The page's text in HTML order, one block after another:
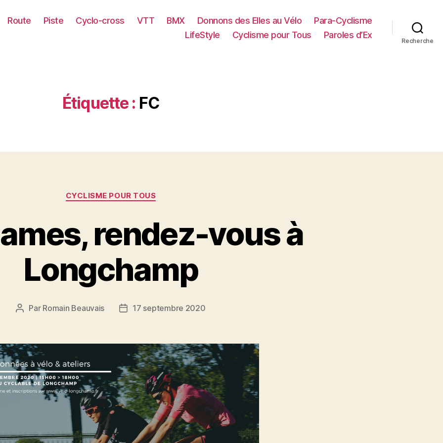
Route Piste Cyclo-cross VTT BMX Donnons des Elles au Vélo
Para-Cyclisme
LifeStyle
Cyclisme pour Tous Paroles d’Ex
Recherche
Étiquette : FC
Catégories
CYCLISME POUR TOUS
rendez-vous à
Longchamp
Auteur
Par Romain Beauvais
Date17 septembre 2020